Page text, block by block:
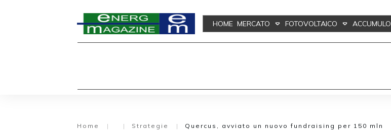
HOME MERCATO FOTOVOLTAICO ACCUMULO
Home | | Strategie | Quercus, avviato un nuovo fundraising per 150 mln